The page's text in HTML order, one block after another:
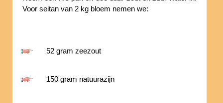
Voor seitan van 2 kg bloem nemen we:
52 gram zeezout
150 gram natuurazijn